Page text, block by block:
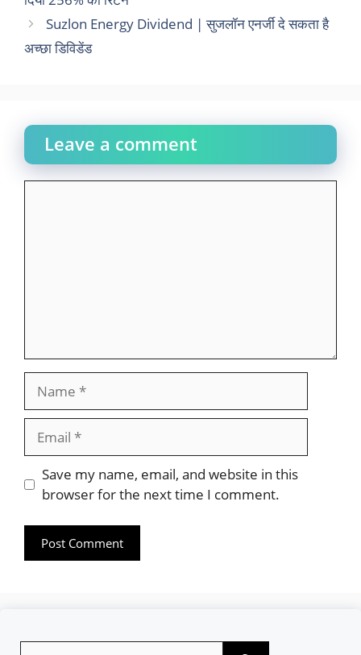
Suzlon Energy Dividend | सुजलॉन एनर्जी दे सकता है
अच्छा डिविडेंड
Leave a comment
Website
Save my name, email, and website in this
browser for the next time I comment.